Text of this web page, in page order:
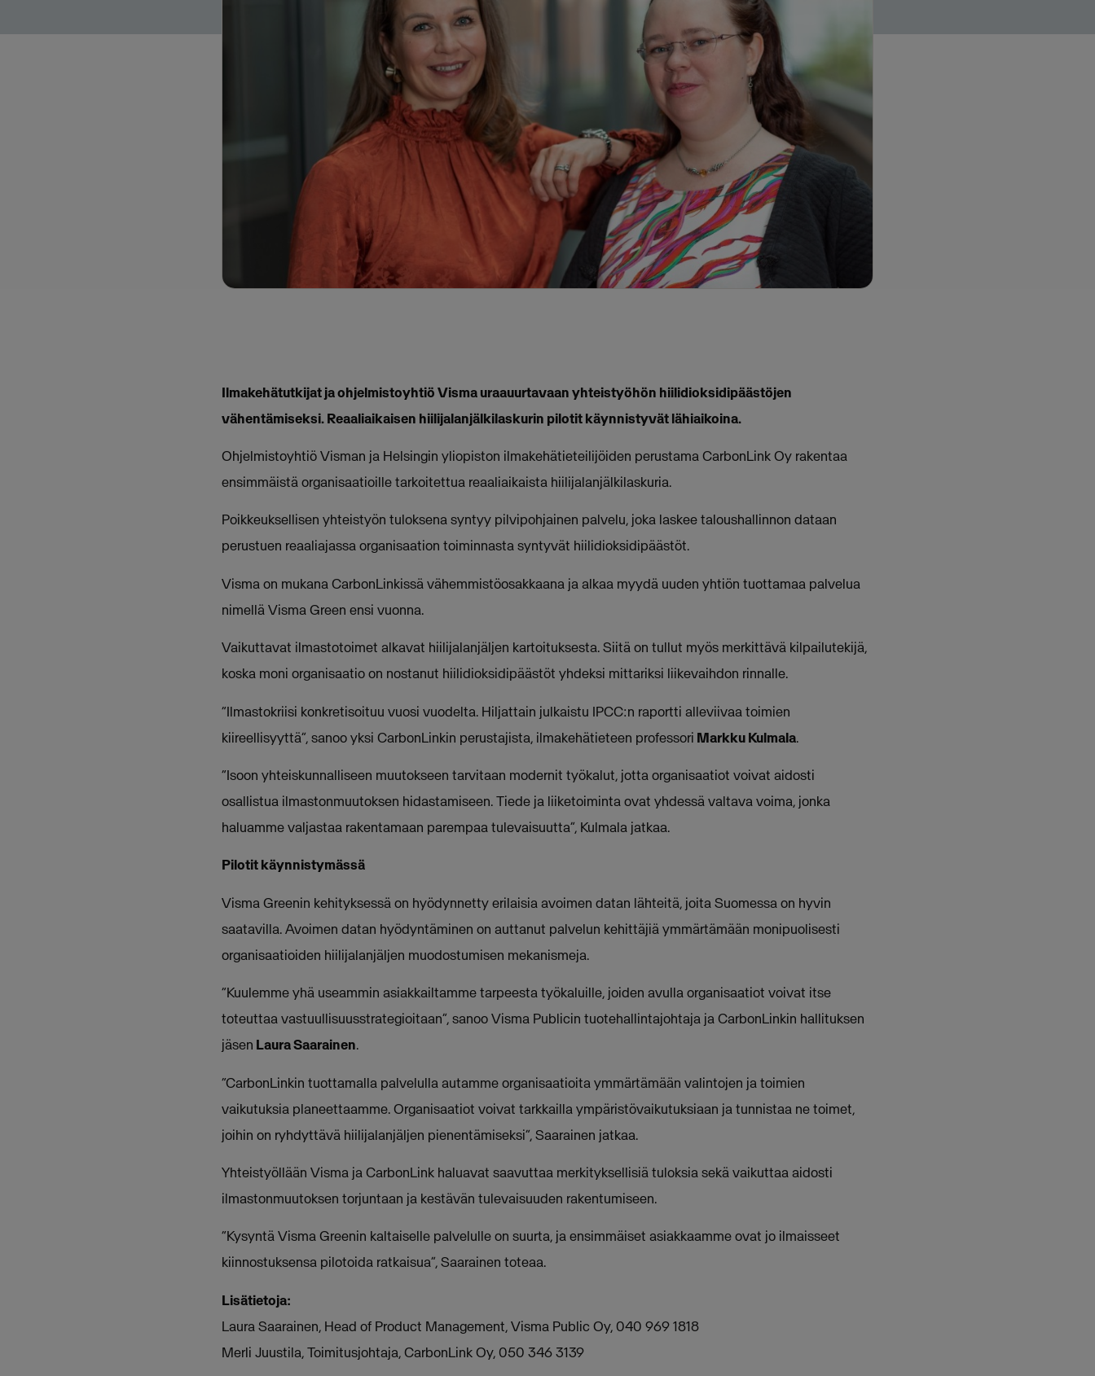
Ilmakehätutkijat ja ohjelmistoyhtiö Visma uraauurtavaan yhteistyöhön hiilidioksidipäästöjen
vähentämiseksi. Reaaliaikaisen hiilijalanjälkilaskurin pilotit käynnistyvät lähiaikoina.
Ohjelmistoyhtiö Visman ja Helsingin yliopiston ilmakehätieteilijöiden perustama CarbonLink Oy rakentaa
ensimmäistä organisaatioille tarkoitettua reaaliaikaista hiilijalanjälkilaskuria.
Poikkeuksellisen yhteistyön tuloksena syntyy pilvipohjainen palvelu, joka laskee taloushallinnon dataan
perustuen reaaliajassa organisaation toiminnasta syntyvät hiilidioksidipäästöt.
Visma on mukana CarbonLinkissä vähemmistöosakkaana ja alkaa myydä uuden yhtiön tuottamaa palvelua
nimellä Visma Green ensi vuonna.
Vaikuttavat ilmastotoimet alkavat hiilijalanjäljen kartoituksesta. Siitä on tullut myös merkittävä kilpailutekijä,
koska moni organisaatio on nostanut hiilidioksidipäästöt yhdeksi mittariksi liikevaihdon rinnalle.
“Ilmastokriisi konkretisoituu vuosi vuodelta. Hiljattain julkaistu IPCC:n raportti alleviivaa toimien
kiireellisyyttä”, sanoo yksi CarbonLinkin perustajista, ilmakehätieteen professori Markku Kulmala.
“Isoon yhteiskunnalliseen muutokseen tarvitaan modernit työkalut, jotta organisaatiot voivat aidosti
osallistua ilmastonmuutoksen hidastamiseen. Tiede ja liiketoiminta ovat yhdessä valtava voima, jonka
haluamme valjastaa rakentamaan parempaa tulevaisuutta”, Kulmala jatkaa.
Pilotit käynnistymässä
Visma Greenin kehityksessä on hyödynnetty erilaisia avoimen datan lähteitä, joita Suomessa on hyvin
saatavilla. Avoimen datan hyödyntäminen on auttanut palvelun kehittäjiä ymmärtämään monipuolisesti
organisaatioiden hiilijalanjäljen muodostumisen mekanismeja.
“Kuulemme yhä useammin asiakkailtamme tarpeesta työkaluille, joiden avulla organisaatiot voivat itse
toteuttaa vastuullisuusstrategioitaan”, sanoo Visma Publicin tuotehallintajohtaja ja CarbonLinkin hallituksen
jäsen Laura Saarainen.
“CarbonLinkin tuottamalla palvelulla autamme organisaatioita ymmärtämään valintojen ja toimien
vaikutuksia planeettaamme. Organisaatiot voivat tarkkailla ympäristövaikutuksiaan ja tunnistaa ne toimet,
joihin on ryhdyttävä hiilijalanjäljen pienentämiseksi”, Saarainen jatkaa.
Yhteistyöllään Visma ja CarbonLink haluavat saavuttaa merkityksellisiä tuloksia sekä vaikuttaa aidosti
ilmastonmuutoksen torjuntaan ja kestävän tulevaisuuden rakentumiseen.
“Kysyntä Visma Greenin kaltaiselle palvelulle on suurta, ja ensimmäiset asiakkaamme ovat jo ilmaisseet
kiinnostuksensa pilotoida ratkaisua”, Saarainen toteaa.
Lisätietoja:
Laura Saarainen, Head of Product Management, Visma Public Oy, 040 969 1818
Merli Juustila, Toimitusjohtaja, CarbonLink Oy, 050 346 3139